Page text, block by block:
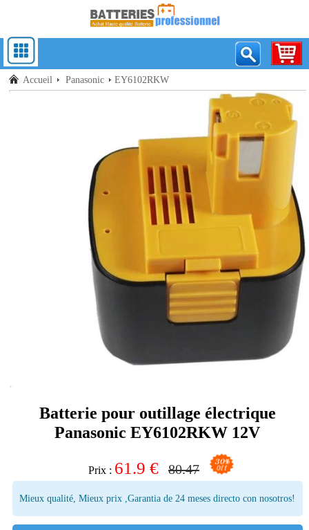
Accueil Panasonic EY6102RKW
Batterie pour outillage électrique
Panasonic EY6102RKW 12V
Prix : 61.9 € 80.47
Mieux qualité, Mieux prix ,Garantia de 24 meses directo con nosotros!